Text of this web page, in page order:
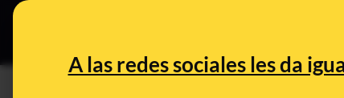
A las redes sociales les da